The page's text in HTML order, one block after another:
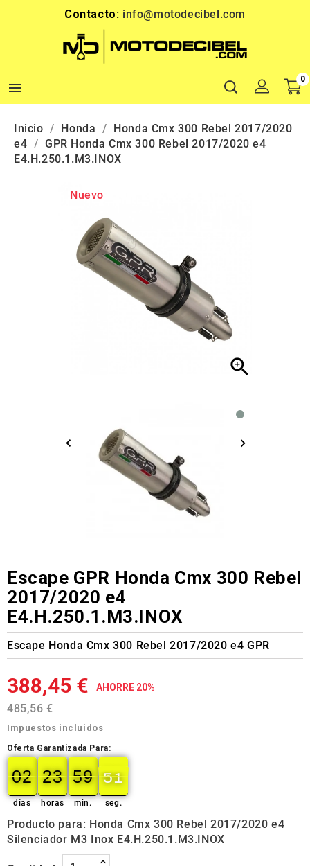
Contacto: info@motodecibel.com

0
Inicio Honda
Honda Cmx 300 Rebel 2017/2020
e4
GPR Honda Cmx 300 Rebel 2017/2020 e4
E4.H.250.1.M3.INOX
Nuevo

Escape GPR Honda Cmx 300 Rebel
2017/2020 e4
E4.H.250.1.M3.INOX
Escape Honda Cmx 300 Rebel 2017/2020 e4 GPR
388,45 € AHORRE 20%
485,56 €
Impuestos incluidos
Oferta Garantizada Para:
02
02
00
días
23
23
00
horas
59
59
00
min.
50
49
50
seg.
Producto para: Honda Cmx 300 Rebel 2017/2020 e4
Silenciador M3 Inox E4.H.250.1.M3.INOX